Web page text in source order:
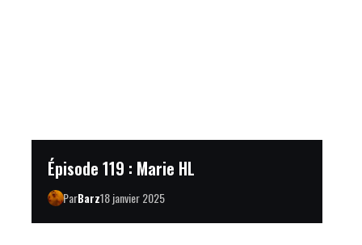
Épisode 119 : Marie HL
ParBarz18 janvier 2025